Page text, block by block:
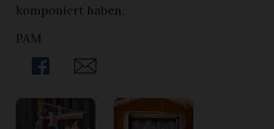
komponiert haben.
PAM
Share
Share